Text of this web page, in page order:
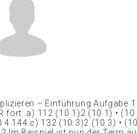
– Einführung Aufgabe
fort. a) 112 (10 1)2 (10 1) •
4 144 c) 132 (10 3)2 (10 3) •